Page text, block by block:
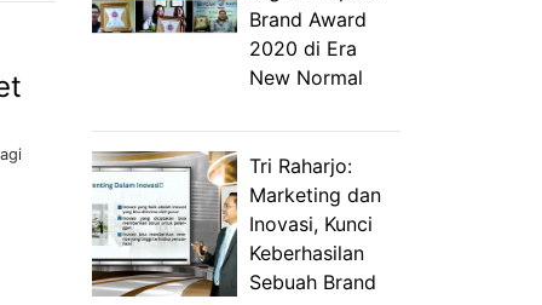
Brand Award
2020 di Era
New Normal
Tri Raharjo:
Marketing dan
Inovasi, Kunci
Keberhasilan
Sebuah Brand